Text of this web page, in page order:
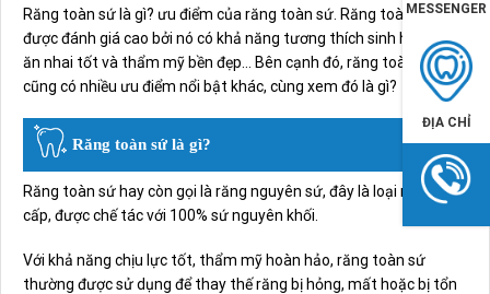
Răng toàn sứ là gì? ưu điểm của răng toàn sứ. Răng toàn sứ
được đánh giá cao bởi nó có khả năng tương thích sinh học cao,
ăn nhai tốt và thẩm mỹ bền đẹp… Bên cạnh đó, răng toàn sứ
cũng có nhiều ưu điểm nổi bật khác, cùng xem đó là gì?
Răng toàn sứ là gì?
Răng toàn sứ hay còn gọi là răng nguyên sứ, đây là loại răng cao
cấp, được chế tác với 100% sứ nguyên khối.
Với khả năng chịu lực tốt, thẩm mỹ hoàn hảo, răng toàn sứ
thường được sử dụng để thay thế răng bị hỏng, mất hoặc bị tổn
MESSENGER
ĐỊA CHỈ